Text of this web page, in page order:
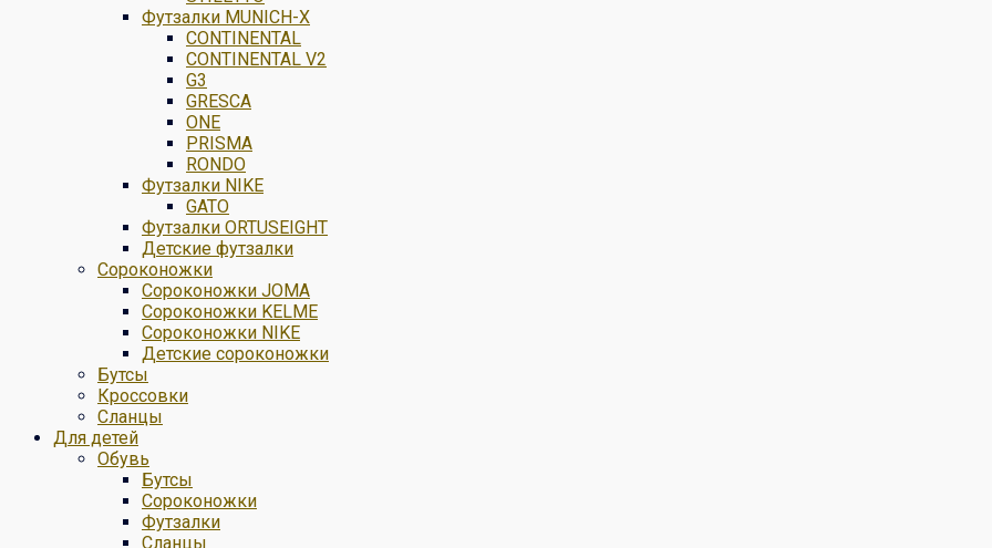
Футзалки MUNICH-X
CONTINENTAL
CONTINENTAL V2
G3
GRESCA
ONE
PRISMA
RONDO
Футзалки NIKE
GATO
Футзалки ORTUSEIGHT
Детские футзалки
Сороконожки
Сороконожки JOMA
Сороконожки KELME
Сороконожки NIKE
Детские сороконожки
Бутсы
Кроссовки
Сланцы
Для детей
Обувь
Бутсы
Сороконожки
Футзалки
Сланцы